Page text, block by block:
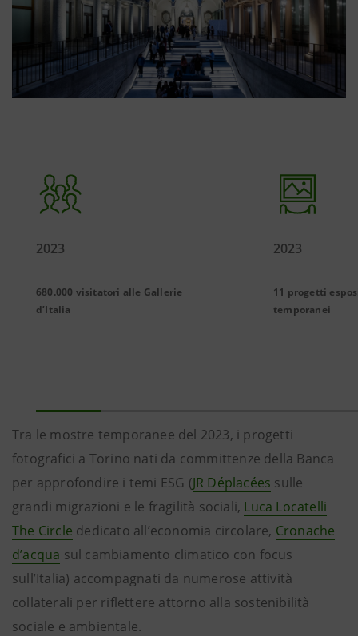
2023
680.000 visitatori alle Gallerie
d’Italia
2023
11 progetti
temporanei
Tra le mostre temporanee del 2023, i progetti
fotografici a Torino nati da committenze della Banca
per approfondire i temi ESG (JR Déplacées sulle
grandi migrazioni e le fragilità sociali, Luca Locatelli
The Circle dedicato all’economia circolare, Cronache
d’acqua sul cambiamento climatico con focus
sull’Italia) accompagnati da numerose attività
collaterali per riflettere attorno alla sostenibilità
sociale e ambientale.